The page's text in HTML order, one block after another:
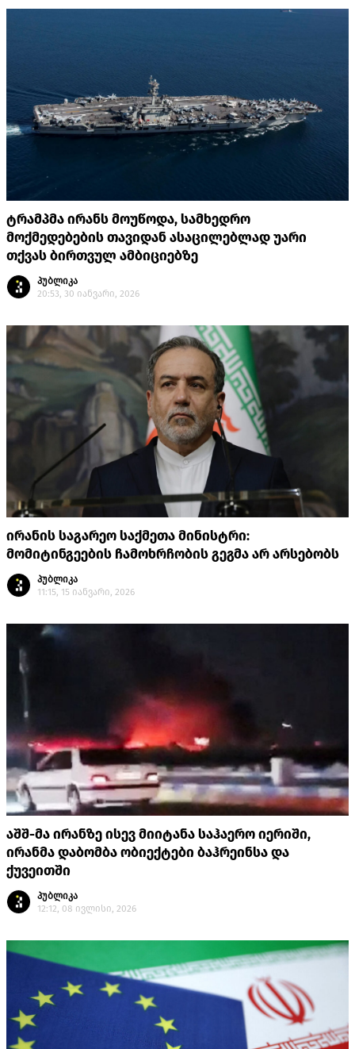
ტრამპმა ირანს მოუწოდა, სამხედრო
მოქმედებების თავიდან ასაცილებლად უარი
თქვას ბირთვულ ამბიციებზე
პუბლიკა
20:53, 30 იანვარი, 2026
ირანის საგარეო საქმეთა მინისტრი:
მომიტინგეების ჩამოხრჩობის გეგმა არ არსებობს
პუბლიკა
11:15, 15 იანვარი, 2026
აშშ-მა ირანზე ისევ მიიტანა საჰაერო იერიში,
ირანმა დაბომბა ობიექტები ბაჰრეინსა და
ქუვეითში
პუბლიკა
12:12, 08 ივლისი, 2026